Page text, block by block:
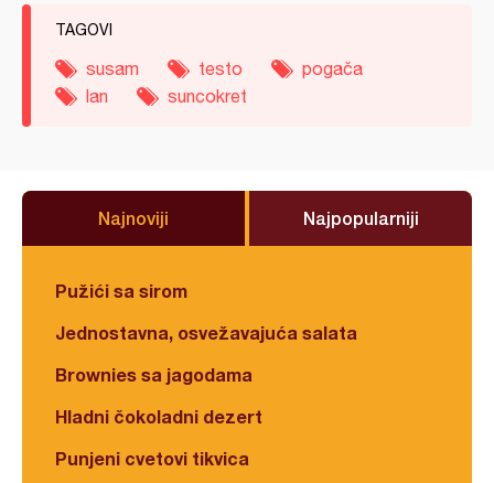
TAGOVI
susam testo
pogača
lan
suncokret
Najnoviji Najpopularniji
Pužići sa sirom
Jednostavna, osvežavajuća salata
Brownies sa jagodama
Hladni čokoladni dezert
Punjeni cvetovi tikvica